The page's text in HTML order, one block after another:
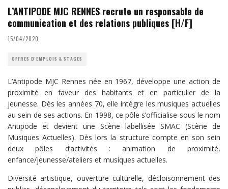
L’ANTIPODE MJC RENNES recrute un responsable de
communication et des relations publiques [H/F]
15/04/2020
OFFRES D'EMPLOIS & STAGES
L’Antipode MJC Rennes née en 1967, développe une action de
proximité en faveur des habitants et en particulier de la
jeunesse. Dès les années 70, elle intègre les musiques actuelles
au sein de ses actions. En 1998, ce pôle s’officialise sous le nom
Antipode et devient une Scène labellisée SMAC (Scène de
Musiques Actuelles). Dès lors la structure compte en son sein
deux pôles d’activités : animation de proximité,
enfance/jeunesse/ateliers et musiques actuelles.
Diversité artistique, ouverture culturelle, décloisonnement des